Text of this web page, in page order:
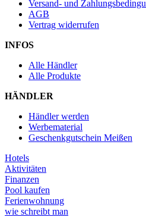
Versand- und
AGB
Vertrag widerrufen
INFOS
Alle Händler
Alle Produkte
HÄNDLER
Händler werden
Werbematerial
Geschenkgutschein Meißen
Hotels
Aktivitäten
Finanzen
Pool kaufen
Ferienwohnung
wie schreibt man